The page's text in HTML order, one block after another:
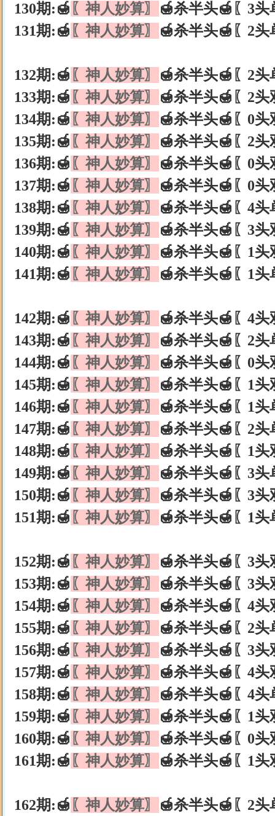
130期:🍯 〖神人妙算〗
🍯杀半头🍯〖3
131期:🍯 〖神人妙算〗 🍯杀半头🍯〖2
132期:🍯 〖神人妙算〗
🍯杀半头🍯〖2
133期:🍯 〖神人妙算〗
🍯杀半头🍯〖2
134期:🍯 〖神人妙算〗
🍯杀半头🍯〖0
135期:🍯 〖神人妙算〗
🍯杀半头🍯〖2
136期:🍯 〖神人妙算〗
🍯杀半头🍯〖0
137期:🍯 〖神人妙算〗
🍯杀半头🍯〖0
138期:🍯 〖神人妙算〗
🍯杀半头🍯〖4
139期:🍯 〖神人妙算〗
🍯杀半头🍯〖3
140期:🍯 〖神人妙算〗
🍯杀半头🍯〖1
141期:🍯 〖神人妙算〗 🍯杀半头🍯〖1
142期:🍯 〖神人妙算〗
🍯杀半头🍯〖4
143期:🍯 〖神人妙算〗
🍯杀半头🍯〖2
144期:🍯 〖神人妙算〗
🍯杀半头🍯〖0
145期:🍯 〖神人妙算〗
🍯杀半头🍯〖1
146期:🍯 〖神人妙算〗
🍯杀半头🍯〖1
147期:🍯 〖神人妙算〗
🍯杀半头🍯〖2
148期:🍯 〖神人妙算〗
🍯杀半头🍯〖1
149期:🍯 〖神人妙算〗
🍯杀半头🍯〖3
150期:🍯 〖神人妙算〗
🍯杀半头🍯〖3
151期:🍯 〖神人妙算〗 🍯杀半头🍯〖1
152期:🍯 〖神人妙算〗
🍯杀半头🍯〖3
153期:🍯 〖神人妙算〗
🍯杀半头🍯〖3
154期:🍯 〖神人妙算〗
🍯杀半头🍯〖4
155期:🍯 〖神人妙算〗
🍯杀半头🍯〖2
156期:🍯 〖神人妙算〗
🍯杀半头🍯〖3
157期:🍯 〖神人妙算〗
🍯杀半头🍯〖4
158期:🍯 〖神人妙算〗
🍯杀半头🍯〖4
159期:🍯 〖神人妙算〗
🍯杀半头🍯〖1
160期:🍯 〖神人妙算〗
🍯杀半头🍯〖0
161期:🍯 〖神人妙算〗 🍯杀半头🍯〖1
162期:🍯 〖神人妙算〗
🍯杀半头🍯〖2